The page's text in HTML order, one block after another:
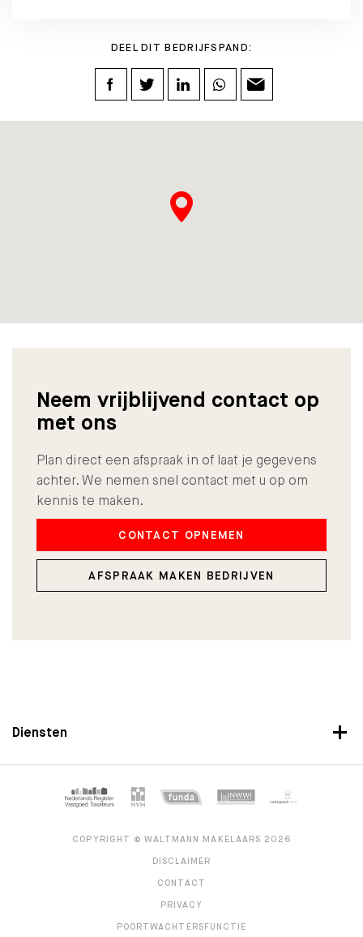
DEEL DIT BEDRIJFSPAND:
Neem vrijblijvend contact op
met ons
Plan direct een afspraak in of laat je gegevens
achter. We nemen snel contact met u op om
kennis te maken.
CONTACT OPNEMEN
AFSPRAAK MAKEN BEDRIJVEN
Diensten
COPYRIGHT © WALTMANN MAKELAARS 2026
DISCLAIMER
CONTACT
PRIVACY
POORTWACHTERSFUNCTIE